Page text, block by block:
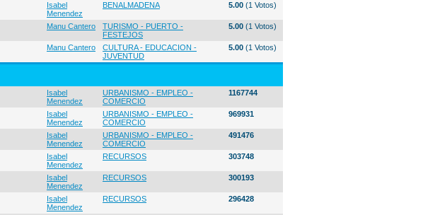
Isabel
Menendez
BENALMADENA 5.00 (1 Votos)
Manu Cantero
TURISMO - PUERTO -
FESTEJOS
5.00 (1 Votos)
Manu Cantero
CULTURA - EDUCACION -
JUVENTUD
5.00 (1 Votos)
Isabel
Menendez
URBANISMO - EMPLEO -
COMERCIO
1167744
Isabel
Menendez
URBANISMO - EMPLEO -
COMERCIO
969931
Isabel
Menendez
URBANISMO - EMPLEO -
COMERCIO
491476
Isabel
Menendez
RECURSOS 303748
Isabel
Menendez
RECURSOS 300193
Isabel
Menendez
RECURSOS 296428